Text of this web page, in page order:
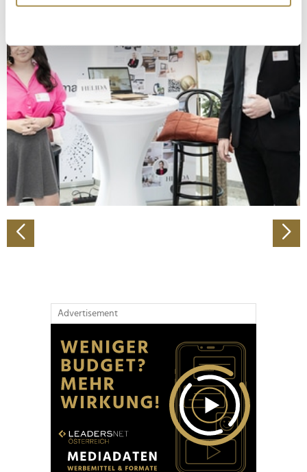
erfassen, welche bis auf einige Meter genau sein
bestimmten Merkmalen (Fingerprinting) identifizieren
Erfahren Sie mehr darüber, wie Ihre persönlichen Daten
verarbeitet werden, und legen Sie Ihre Präferenzen im
Abschnitt Einzelheiten
fest.
Wir verwenden Cookies, um Inhalte und Anzeigen zu
personalisieren, Funktionen für soziale Medien anbieten
zu können und die Zugriffe auf unsere Website zu
analysieren. Außerdem geben wir Informationen zu Ihrer
Verwendung unserer Website an unsere Partner für
soziale Medien, Werbung und Analysen weiter. Unsere
Partner führen diese Informationen möglicherweise mit
Advertisement